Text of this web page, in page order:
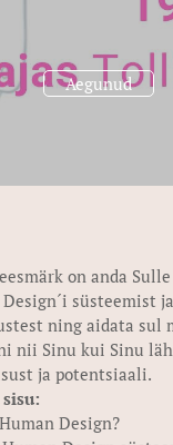
Aegunud
on anda
süsteemist ja
ning aidata sul
nii Sinu kui Sinu
ja potentsiaali.
Design?